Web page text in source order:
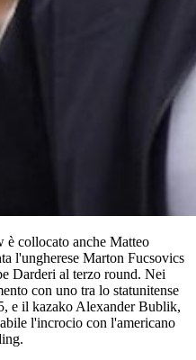
è collocato anche Matteo
l'ungherese Marton Fucsovics
Darderi al terzo round. Nei
con uno tra lo statunitense
e il kazako Alexander Bublik,
l'incrocio con l'americano